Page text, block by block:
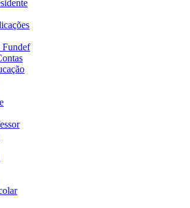
Fundef